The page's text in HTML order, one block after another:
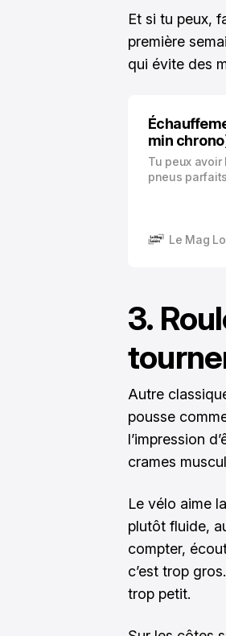
Et si tu peux,
première
qui évite des
min
Tu peux
pneus
Le Mag
3.
Autre
pousse
l’impression
crames
Le vélo aime
plutôt fluide,
compter,
c’est trop
trop petit.